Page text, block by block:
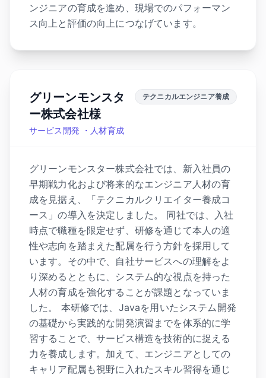
ンジニアの育成を進め、現場でのパフォーマン
ス向上と評価の向上につなげています。
グリーンモンスタ
ー株式会社様
サービス開発 ・人材育成
テクニカルエンジニア養成
グリーンモンスター株式会社では、新入社員の
早期戦力化および将来的なエンジニア人材の育
成を見据え、「テクニカルクリエイター養成コ
ース」の導入を決定しました。 同社では、入社
時点で職種を限定せず、研修を通じて本人の適
性や志向を踏まえた配属を行う方針を採用して
います。その中で、自社サービスへの理解をよ
り深めるとともに、システム的な視点を持った
人材の育成を強化することが課題となっていま
した。 本研修では、Javaを用いたシステム開発
の基礎から実践的な開発演習までを体系的に学
習することで、サービス構造を技術的に捉える
力を養成します。加えて、エンジニアとしての
キャリア配属も視野に入れたスキル習得を通じ